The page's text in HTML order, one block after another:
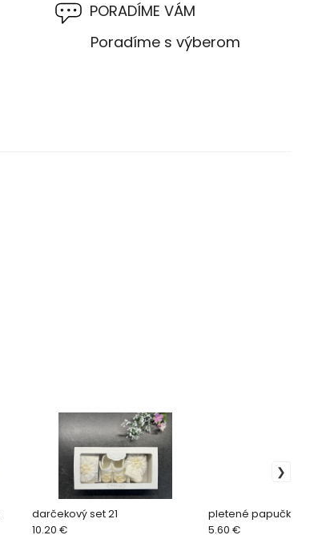
PORADÍME VÁM
Poradíme s výberom
darčekový set 21
10.20 €
pletené papučky
5.60 €